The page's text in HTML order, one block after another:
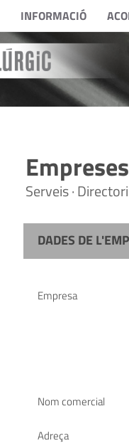
INFORMACIÓ
Serveis ·
DADES DE
Empresa
Nom comercial
Adreça